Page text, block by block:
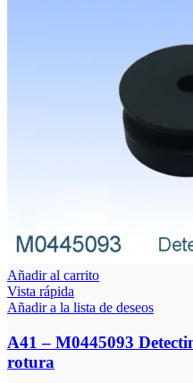
Añadir al carrito
Vista rápida
Añadir a la lista de deseos
A41 – M0445093
rotura